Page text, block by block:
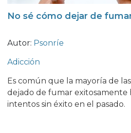
No sé cómo dejar de
Autor: Psonríe
Adicción
Es común que la mayoría de
dejado de fumar exitosamente
intentos sin éxito en el pasado.